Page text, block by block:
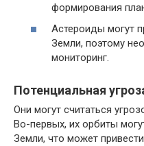
формирования
Астероиды могут
Земли, поэтому
мониторинг.
Потенциальная
Они могут считаться
Во-первых, их орбиты
Земли, что может